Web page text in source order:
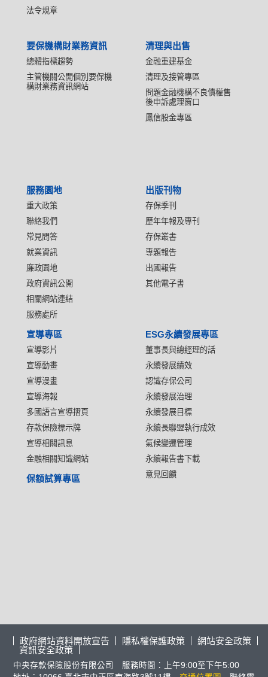
法令規章
要保機構財業務資訊
總體指標趨勢
主管機關公開個別要保機
構財業務資訊網站
清理與出售
金融重建基金
清理及接管專區
問題金融機構不良債權售
後申訴處理窗口
鳳信股金專區
服務園地
重大政策
聯絡我們
常見問答
就業資訊
廉政園地
政府資訊公開
相關網站連結
服務處所
出版刊物
存保季刊
歷年年報及專刊
存保叢書
專題報告
出國報告
其他電子書
宣導專區
宣導影片
宣導動畫
宣導漫畫
宣導海報
多國語言宣導摺頁
存款保險標示牌
宣導相關訊息
金融相關知識網站
ESG永續發展專區
董事長與總經理的話
永續發展績效
認識存保公司
永續發展治理
永續發展目標
永續長聯盟執行成效
氣候變遷管理
永續報告書下載
意見回饋
保額試算專區
政府網站資料開放宣告 隱私權保護政策
網站安全政策
資訊安全政策
中央存款保險股份有限公司 服務時間：上午9:00至下午5:00